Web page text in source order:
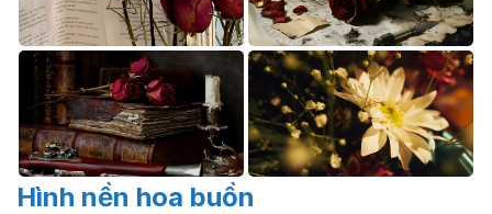
Hình nền hoa buồn